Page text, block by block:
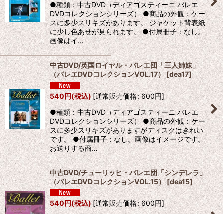
●種類：中古DVD（ディアゴスティーニ バレエ
DVDコレクションシリーズ） ●商品の外観：ケー
スに多少スリキズがあります。 ジャケット背表紙
に少し色あせが見られます。 ●付属冊子：なし。
画像はイ…
中古DVD/英国ロイヤル・バレエ団「三人姉妹」
（バレエDVDコレクションVOL.17）[dea17]
540円(税込)[通常販売価格: 600円]
●種類：中古DVD（ディアゴスティーニ バレエ
DVDコレクションシリーズ） ●商品の外観：ケー
スに多少スリキズがありますがディスクはきれい
です。 ●付属冊子：なし。画像はイメージです。
お送りする商…
中古DVD/チューリッヒ・バレエ団「シンデレラ」
（バレエDVDコレクションVOL.15）[dea15]
540円(税込) [通常販売価格: 600円]